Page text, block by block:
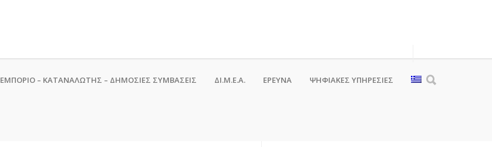
ΕΜΠΟΡΙΟ – ΚΑΤΑΝΑΛΩΤΗΣ – ΔΗΜΟΣΙΕΣ ΣΥΜΒΑΣΕΙΣ ΔΙ.Μ.Ε.Α. ΕΡΕΥΝΑ ΨΗΦΙΑΚΈΣ ΥΠΗΡΕΣΊΕΣ